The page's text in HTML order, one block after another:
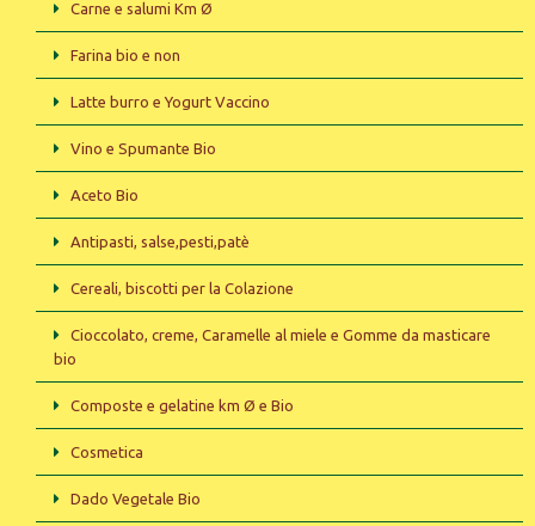
Carne e salumi Km Ø
Farina bio e non
Latte burro e Yogurt Vaccino
Vino e Spumante Bio
Aceto Bio
Antipasti, salse,pesti,patè
Cereali, biscotti per la Colazione
Cioccolato, creme, Caramelle al miele e Gomme da masticare
bio
Composte e gelatine km Ø e Bio
Cosmetica
Dado Vegetale Bio